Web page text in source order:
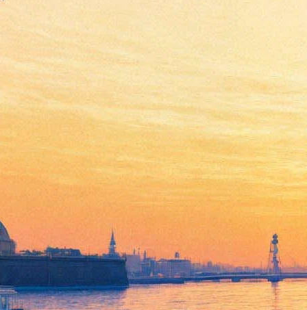
Пиотровский: За последние
20 лет площади Эрмитажа
выросли в 3 раза, а бюджет -
в 100
Версия для печати